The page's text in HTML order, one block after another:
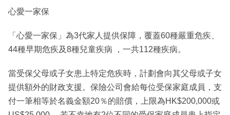
心愛一家保
「心愛一家保」為3代家人提供保障，覆蓋60種嚴重危疾、
44種早期危疾及8種兒童疾病 ，一共112種疾病。
當受保父母或子女患上特定危疾時，計劃會向其父母或子女
提供額外的財政支援。保險公司會給每位受保家庭成員，支
付一筆相等於名義金額20％的賠償，上限為HK$200,000或